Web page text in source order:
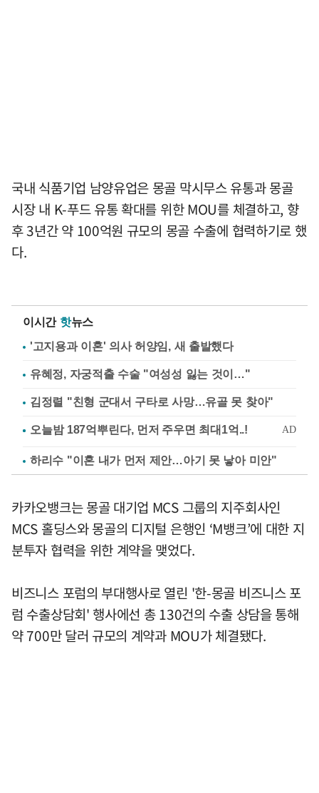
국내 식품기업 남양유업은 몽골 막시무스 유통과 몽골
시장 내 K-푸드 유통 확대를 위한 MOU를 체결하고, 향
후 3년간 약 100억원 규모의 몽골 수출에 협력하기로 했
다.
이시간 핫뉴스
'고지용과 이혼' 의사 허양임, 새 출발했다
유혜정, 자궁적출 수술 "여성성 잃는 것이…"
김정렬 "친형 군대서 구타로 사망…유골 못 찾아"
하리수 "이혼 내가 먼저 제안…아기 못 낳아 미안"
카카오뱅크는 몽골 대기업 MCS 그룹의 지주회사인
MCS 홀딩스와 몽골의 디지털 은행인 ‘M뱅크’에 대한 지
분투자 협력을 위한 계약을 맺었다.
비즈니스 포럼의 부대행사로 열린 '한-몽골 비즈니스 포
럼 수출상담회' 행사에선 총 130건의 수출 상담을 통해
약 700만 달러 규모의 계약과 MOU가 체결됐다.